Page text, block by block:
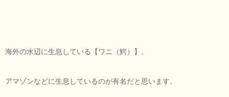
海外の水辺に生息している【ワニ（鰐）】。
アマゾンなどに生息しているのが有名だと思います。